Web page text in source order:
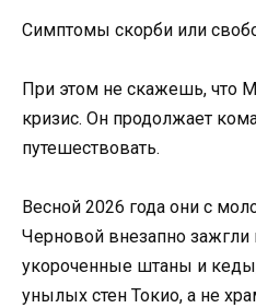
Симптомы скорби или
При этом не скажешь, что
кризис. Он продолжает
путешествовать.
Весной 2026 года они с
Черновой внезапно зажгли
укороченные штаны и
унылых стен Токио, а не